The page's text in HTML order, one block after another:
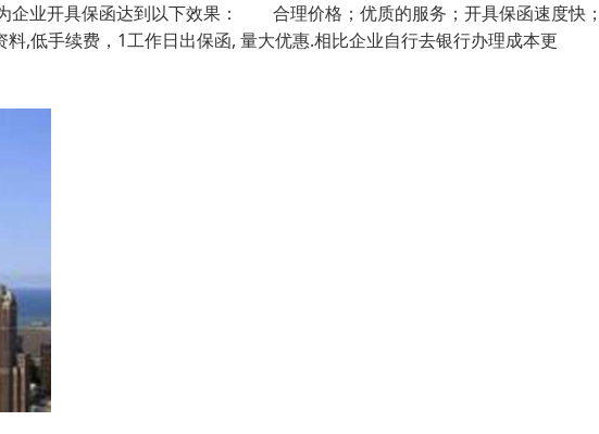
业开具保函达到以下效果： 合理价格；优质的服务；开具保函速度快
手续费，1工作日出保函, 量大优惠.相比企业自行去银行办理成本更